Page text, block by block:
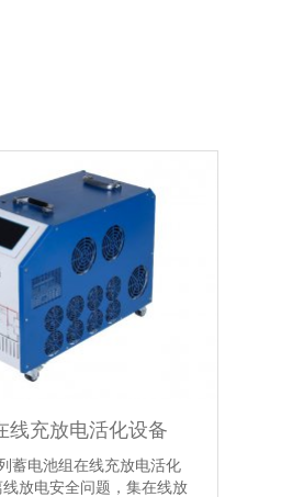
线充放电活化设备
蓄电池组在线充放电活化
放电安全问题，集在线放